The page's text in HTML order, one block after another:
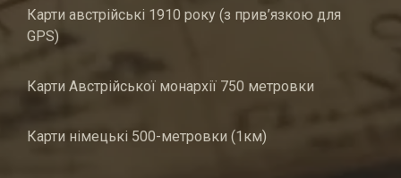
Карти австрійські 1910 року (з прив’язкою для
GPS)
Карти Австрійської монархії 750 метровки
Карти німецькі 500-метровки (1км)